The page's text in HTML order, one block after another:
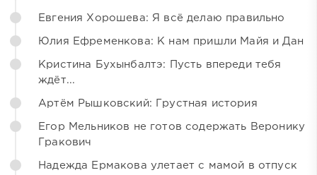
Евгения Хорошева: Я всё делаю правильно
Юлия Ефременкова: К нам пришли Майя и Дан
Кристина Бухынбалтэ: Пусть впереди тебя
ждёт...
Артём Рышковский: Грустная история
Егор Мельников не готов содержать Веронику
Гракович
Надежда Ермакова улетает с мамой в отпуск